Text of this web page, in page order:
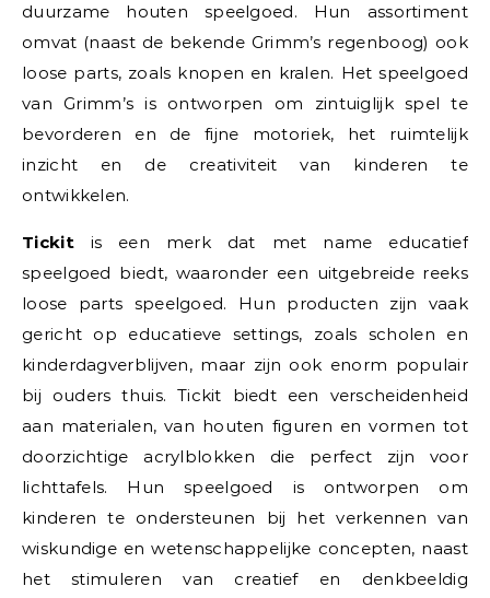
duurzame houten speelgoed. Hun assortiment
omvat (naast de bekende Grimm’s regenboog) ook
loose parts, zoals knopen en kralen. Het speelgoed
van Grimm’s is ontworpen om zintuiglijk spel te
bevorderen en de fijne motoriek, het ruimtelijk
inzicht en de creativiteit van kinderen te
ontwikkelen.
Tickitis een merk dat met name educatief
speelgoed biedt, waaronder een uitgebreide reeks
loose parts speelgoed. Hun producten zijn vaak
gericht op educatieve settings, zoals scholen en
kinderdagverblijven, maar zijn ook enorm populair
bij ouders thuis. Tickit biedt een verscheidenheid
aan materialen, van houten figuren en vormen tot
doorzichtige acrylblokken die perfect zijn voor
lichttafels. Hun speelgoed is ontworpen om
kinderen te ondersteunen bij het verkennen van
wiskundige en wetenschappelijke concepten, naast
het stimuleren van creatief en denkbeeldig